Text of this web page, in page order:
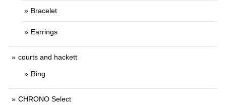
Bracelet
Earrings
courts and hackett
Ring
CHRONO Select